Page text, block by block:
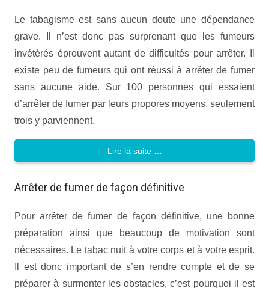
Le tabagisme est sans aucun doute une dépendance
grave. Il n’est donc pas surprenant que les fumeurs
invétérés éprouvent autant de difficultés pour arrêter. Il
existe peu de fumeurs qui ont réussi à arrêter de fumer
sans aucune aide. Sur 100 personnes qui essaient
d’arrêter de fumer par leurs propores moyens, seulement
trois y parviennent.
Lire la suite …
Arrêter de fumer de façon définitive
Pour arrêter de fumer de façon définitive, une bonne
préparation ainsi que beaucoup de motivation sont
nécessaires. Le tabac nuit à votre corps et à votre esprit.
Il est donc important de s’en rendre compte et de se
préparer à surmonter les obstacles, c’est pourquoi il est